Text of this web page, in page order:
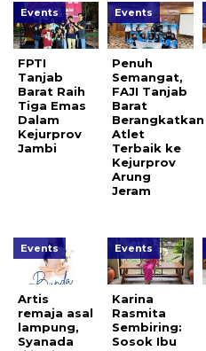
Events
FPTI
Tanjab
Barat Raih
Tiga Emas
Dalam
Kejurprov
Jambi
Events
Penuh
Semangat,
FAJI Tanjab
Barat
Berangkatkan
Atlet
Terbaik ke
Kejurprov
Arung
Jeram
Events
Artis
remaja asal
lampung,
Syanada
Events
Karina
Rasmita
Sembiring:
Sosok Ibu